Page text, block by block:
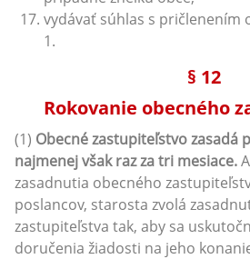
vydávať súhlas s pričlenením
1.
§ 12
Rokovanie obecného
(1) Obecné zastupiteľstvo zasadá
najmenej však raz za tri mesiace.
zasadnutia obecného
poslancov, starosta zvolá
zastupiteľstva tak, aby sa
doručenia žiadosti na jeho